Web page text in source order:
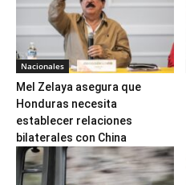
Nacionales
Mel Zelaya asegura que
Honduras necesita
establecer relaciones
bilaterales con China